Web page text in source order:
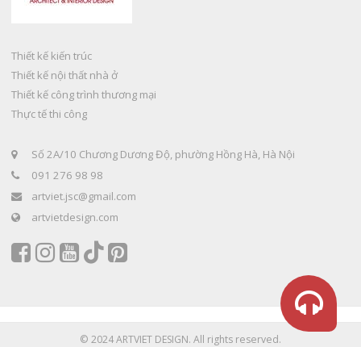
Thiết kế kiến trúc
Thiết kế nội thất nhà ở
Thiết kế công trình thương mại
Thực tế thi công
Số 2A/10 Chương Dương Độ, phường Hồng Hà, Hà Nội
091 276 98 98
artviet.jsc@gmail.com
artvietdesign.com
© 2024 ARTVIET DESIGN. All rights reserved.